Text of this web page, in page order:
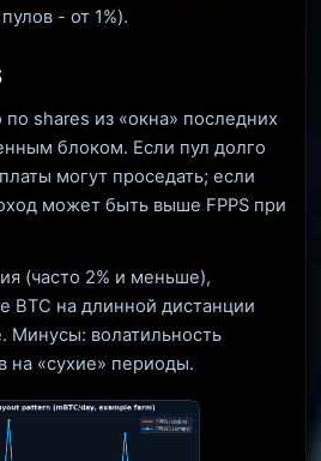
- от 1%).
по shares из «окна» последних
блоком. Если пул долго
могут проседать; если
может быть выше FPPS при
(часто 2% и меньше),
BTC на длинной дистанции
Минусы: волатильность
на «сухие» периоды.